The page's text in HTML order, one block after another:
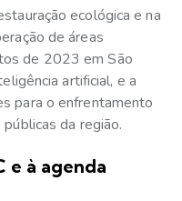
ecológica e na
de áreas
de 2023 em São
artificial, e a
para o enfrentamento
da região.
e à agenda